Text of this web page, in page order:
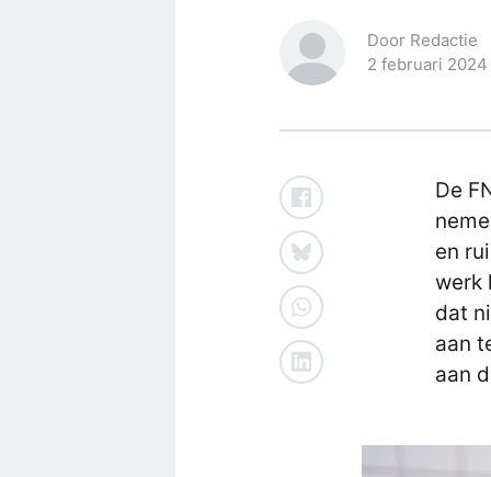
Door Redactie
2 februari 2024
De
en
werk
dat
aan
aan